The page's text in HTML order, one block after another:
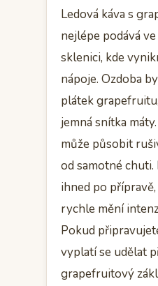
Ledová káva s
nejlépe podává
sklenici, kde
nápoje. Ozdoba
plátek
jemná snítka
může působit
od samotné
ihned po
rychle mění
Pokud
vyplatí se udělat
grapefruitový